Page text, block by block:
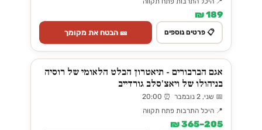
189 ₪
📋 פרטים נוספים 🎫 הבטח את מקומך
אגם הברבורים - תיאטרון הבלט הלאומי של רוסיה
בניהולו של ויאצ'סלב גורדייב
📅 שני, 2 נובמבר ⏰ 20:00
📍 היכל התרבות פתח תקווה
205–365 ₪